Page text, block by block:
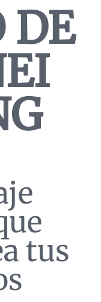
DE
tus